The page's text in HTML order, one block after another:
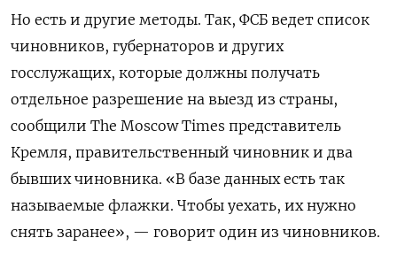
Но есть и другие методы. Так, ФСБ ведет список
чиновников, губернаторов и других
госслужащих, которые должны получать
отдельное разрешение на выезд из страны,
сообщили The Moscow Times представитель
Кремля, правительственный чиновник и два
бывших чиновника. «В базе данных есть так
называемые флажки. Чтобы уехать, их нужно
снять заранее», — говорит один из чиновников.